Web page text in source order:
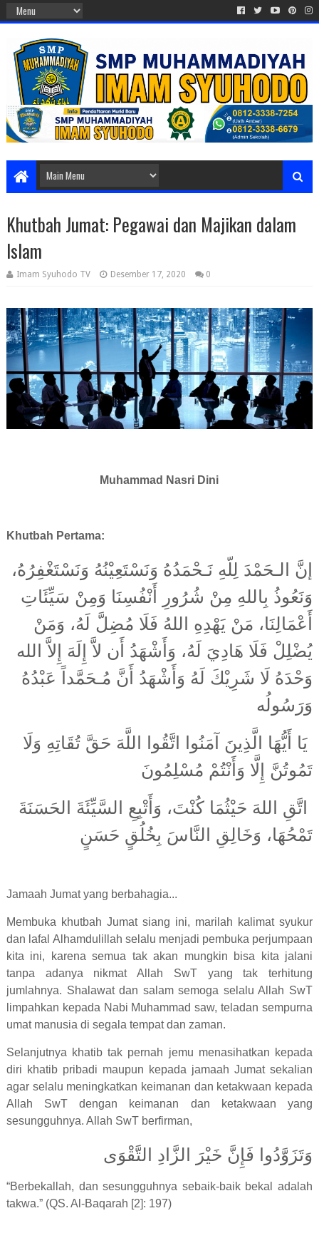
Khutbah Jumat: Pegawai dan Majikan dalam
Islam
Imam Syuhodo TV Desember 17, 2020 0
Muhammad Nasri Dini
Khutbah Pertama:
إنَّ الـحَمْدَ لِلّهِ نَـحْمَدُهُ وَنَسْتَعِيْنُهُ وَنَسْتَغْفِرُهُ،
وَنَعُوذُ بِاللهِ مِنْ شُرُورِ أَنْفُسِنَا وَمِنْ سَيِّئَاتِ
أَعْمَالِنَا، مَنْ يَهْدِهِ اللهُ فَلَا مُضِلَّ لَهُ، وَمَنْ
يُضْلِلْ فَلَا هَادِيَ لَهُ، وَأَشْهَدُ أَن لاَّ إِلَهَ إِلاَّ الله
وَحْدَهُ لَا شَرِيْكَ لَهُ وَأَشْهَدُ أَنَّ مُـحَمَّداً عَبْدُهُ
وَرَسُولُه
يَا أَيُّهَا الَّذِينَ آمَنُوا اتَّقُوا اللَّهَ حَقَّ تُقَاتِهِ وَلَا
تَمُوتُنَّ إِلَّا وَأَنْتُمْ مُسْلِمُونَ
اتَّقِ اللهَ حَيْثُمَا كُنْتَ، وَأَتْبِعِ السَّيِّئَةَ الحَسَنَةَ
تَمْحُهَا، وَخَالِقِ النَّاسَ بِخُلُقٍ حَسَنٍ
Jamaah Jumat yang berbahagia...
Membuka khutbah Jumat siang ini, marilah kalimat syukur
dan lafal Alhamdulillah selalu menjadi pembuka perjumpaan
kita ini, karena semua tak akan mungkin bisa kita jalani
tanpa adanya nikmat Allah SwT yang tak terhitung
jumlahnya. Shalawat dan salam semoga selalu Allah SwT
limpahkan kepada Nabi Muhammad saw, teladan sempurna
umat manusia di segala tempat dan zaman.
Selanjutnya khatib tak pernah jemu menasihatkan kepada
diri khatib pribadi maupun kepada jamaah Jumat sekalian
agar selalu meningkatkan keimanan dan ketakwaan kepada
Allah SwT dengan keimanan dan ketakwaan yang
sesungguhnya. Allah SwT berfirman,
وَتَزَوَّدُوا فَإِنَّ خَيْرَ الزَّادِ التَّقْوَى
“Berbekallah, dan sesungguhnya sebaik-baik bekal adalah
takwa.” (QS. Al-Baqarah [2]: 197)